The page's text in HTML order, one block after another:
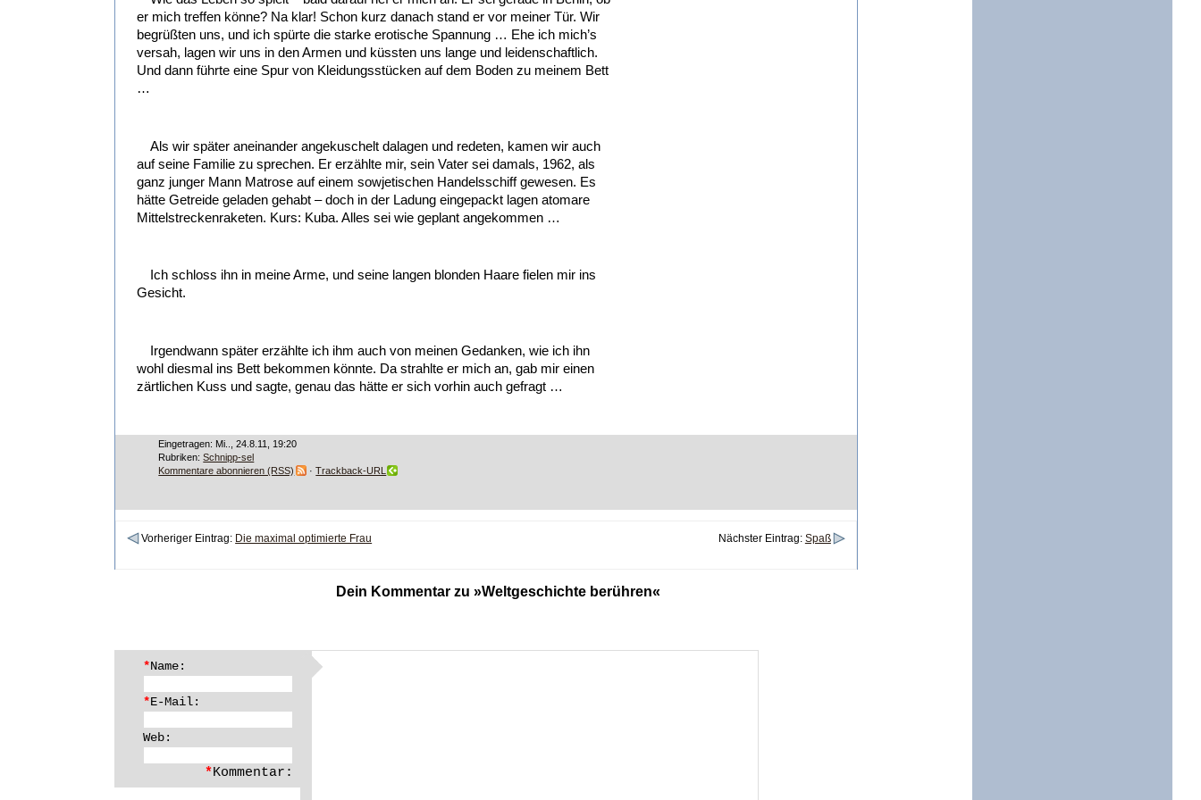
er mich treffen könne? Na klar! Schon kurz danach stand er vor meiner Tür. Wir
begrüßten uns, und ich spürte die starke erotische Spannung … Ehe ich mich’s
versah, lagen wir uns in den Armen und küssten uns lange und leidenschaftlich.
Und dann führte eine Spur von Kleidungsstücken auf dem Boden zu meinem Bett
…
Als wir später aneinander angekuschelt dalagen und redeten, kamen wir auch
auf seine Familie zu sprechen. Er erzählte mir, sein Vater sei damals, 1962, als
ganz junger Mann Matrose auf einem sowjetischen Handelsschiff gewesen. Es
hätte Getreide geladen gehabt – doch in der Ladung eingepackt lagen atomare
Mittelstreckenraketen. Kurs: Kuba. Alles sei wie geplant angekommen …
Ich schloss ihn in meine Arme, und seine langen blonden Haare fielen mir ins
Gesicht.
Irgendwann später erzählte ich ihm auch von meinen Gedanken, wie ich ihn
wohl diesmal ins Bett bekommen könnte. Da strahlte er mich an, gab mir einen
zärtlichen Kuss und sagte, genau das hätte er sich vorhin auch gefragt …
Eingetragen: Mi.., 24.8.11, 19:20
Rubriken:Schnipp-sel
Kommentare abonnieren (RSS)
·Trackback-URL
Vorheriger Eintrag: Die maximal optimierte Frau Nächster Eintrag: Spaß
Dein Kommentar zu »Weltgeschichte berühren«
*Name:
*E-Mail:
Web:
*Kommentar: